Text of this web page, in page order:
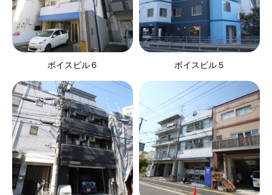
ボイスビル６ ボイスビル５